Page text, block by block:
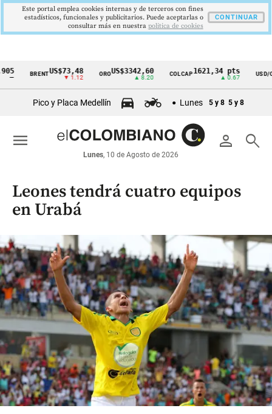
Cintillo
económicos
Colombia
BRENT US$73,48
▼ 1.12
ORO US$3342,60 COLCAP1621,34 pts USD/COP
▲
Pico y Placa Medellín Lunes 5 y 8 5 y 8
person search
Lunes, 10 de Agosto de 2026
menu
Leones tendrá cuatro equipos
en Urabá
Este portal emplea cookies internas y de terceros con fines
estadísticos, funcionales y publicitarios. Puede aceptarlas o
consultar más en nuestra politica de cookies
CONTINUAR